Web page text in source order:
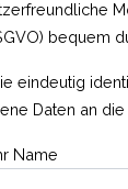
bequem
Daten an
Name